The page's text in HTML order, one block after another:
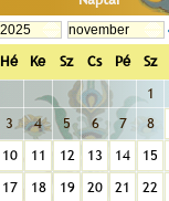
Hé Ke Sz Cs Pé Sz
1
3
4 5 6 7 8
10
11 12 13 14 15
17
18 19 20 21 22